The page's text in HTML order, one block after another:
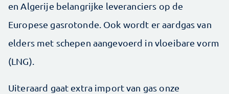
en Algerije belangrijke leveranciers op de
Europese gasrotonde. Ook wordt er aardgas van
elders met schepen aangevoerd in vloeibare vorm
(LNG).
Uiteraard gaat extra import van gas onze